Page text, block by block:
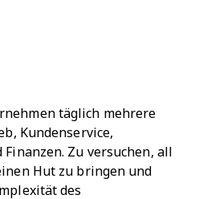
täglich mehrere
Kundenservice,
Zu versuchen, all
Hut zu bringen und
des